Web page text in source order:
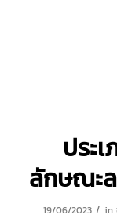
ประ
ลักษณะล
19/06/2023 / in